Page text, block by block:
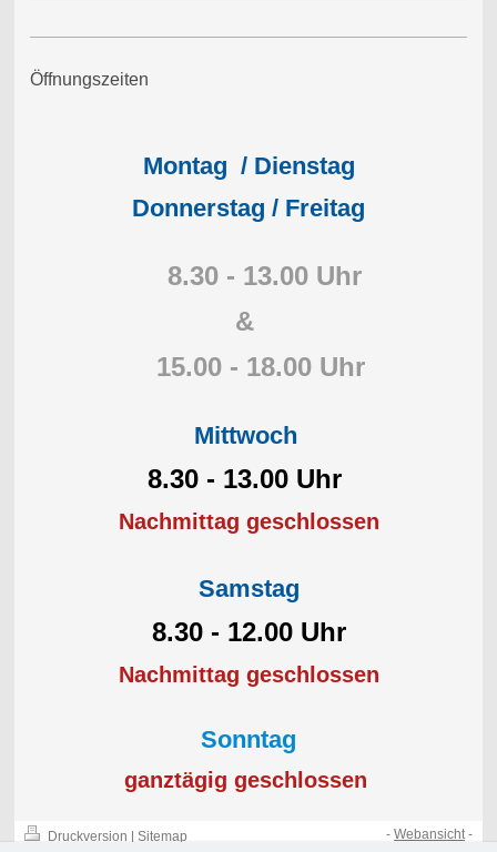
Öffnungszeiten
Montag / Dienstag
Donnerstag / Freitag
8.30 - 13.00 Uhr
&
15.00 - 18.00 Uhr
Mittwoch
8.30 - 13.00 Uhr
Nachmittag geschlossen
Samstag
8.30 - 12.00 Uhr
Nachmittag geschlossen
Sonntag
ganztägig geschlossen
Druckversion
Sitemap
-Webansicht-